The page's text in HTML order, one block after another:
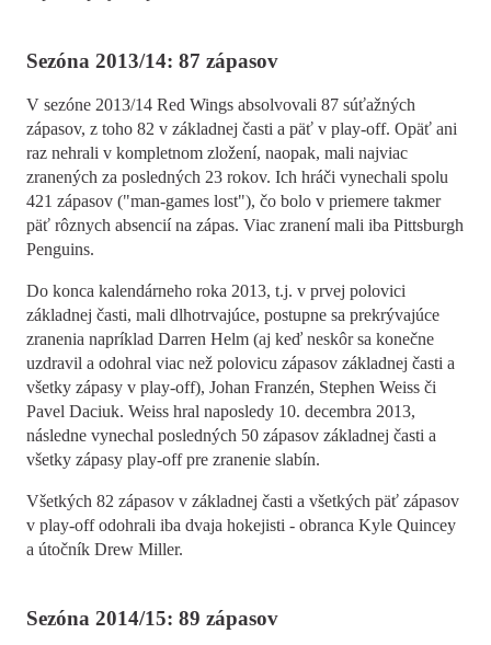
Sezóna 2013/14: 87 zápasov
V sezóne 2013/14 Red Wings absolvovali 87 súťažných
zápasov, z toho 82 v základnej časti a päť v play-off. Opäť ani
raz nehrali v kompletnom zložení, naopak, mali najviac
zranených za posledných 23 rokov. Ich hráči vynechali spolu
421 zápasov ("man-games lost"), čo bolo v priemere takmer
päť rôznych absencií na zápas. Viac zranení mali iba Pittsburgh
Penguins.
Do konca kalendárneho roka 2013, t.j. v prvej polovici
základnej časti, mali dlhotrvajúce, postupne sa prekrývajúce
zranenia napríklad Darren Helm (aj keď neskôr sa konečne
uzdravil a odohral viac než polovicu zápasov základnej časti a
všetky zápasy v play-off), Johan Franzén, Stephen Weiss či
Pavel Daciuk. Weiss hral naposledy 10. decembra 2013,
následne vynechal posledných 50 zápasov základnej časti a
všetky zápasy play-off pre zranenie slabín.
Všetkých 82 zápasov v základnej časti a všetkých päť zápasov
v play-off odohrali iba dvaja hokejisti - obranca Kyle Quincey
a útočník Drew Miller.
Sezóna 2014/15: 89 zápasov